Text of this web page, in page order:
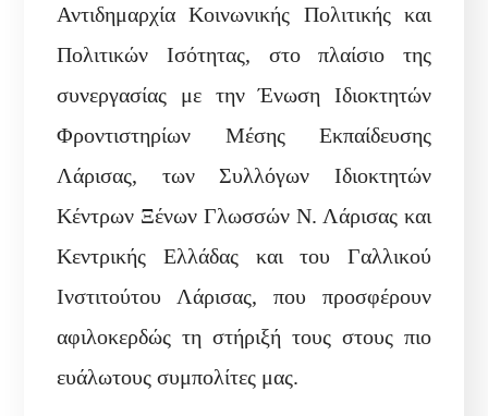
Αντιδημαρχία Κοινωνικής Πολιτικής και
Πολιτικών Ισότητας, στο πλαίσιο της
συνεργασίας με την Ένωση Ιδιοκτητών
Φροντιστηρίων Μέσης Εκπαίδευσης
Λάρισας, των Συλλόγων Ιδιοκτητών
Κέντρων Ξένων Γλωσσών Ν. Λάρισας και
Κεντρικής Ελλάδας και του Γαλλικού
Ινστιτούτου Λάρισας, που προσφέρουν
αφιλοκερδώς τη στήριξή τους στους πιο
ευάλωτους συμπολίτες μας.